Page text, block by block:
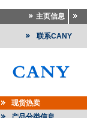
主页信息
联系CANY
现货热卖